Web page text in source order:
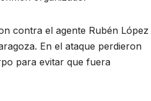
contra el agente Rubén López
En el ataque perdieron
para evitar que fuera